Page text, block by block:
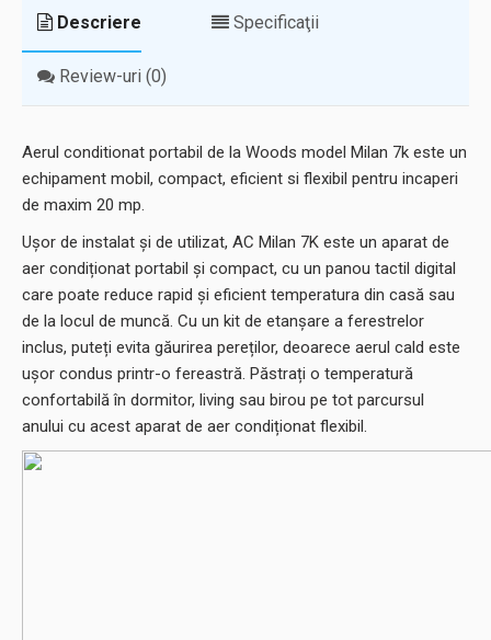
Descriere Specificaţii
Review-uri (0)
Aerul conditionat portabil de la Woods model Milan 7k este un
echipament mobil, compact, eficient si flexibil pentru incaperi
de maxim 20 mp.
Ușor de instalat și de utilizat, AC Milan 7K este un aparat de
aer condiționat portabil și compact, cu un panou tactil digital
care poate reduce rapid și eficient temperatura din casă sau
de la locul de muncă. Cu un kit de etanșare a ferestrelor
inclus, puteți evita găurirea pereților, deoarece aerul cald este
ușor condus printr-o fereastră. Păstrați o temperatură
confortabilă în dormitor, living sau birou pe tot parcursul
anului cu acest aparat de aer condiționat flexibil.